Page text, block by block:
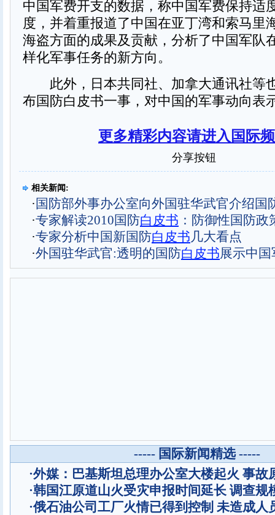
中国军费开支的数据，称中国军费保持适
度，并着重报道了中国在亚丁湾和索马里
海盗方面的成果及贡献，分析了中国军队
样化军事任务的新方向。
此外，日本共同社、加拿大通讯社等
布国防白皮书一事，对中国的军事动向表
更多精彩内容请进入国际
分享按钮
相关新闻:
· 国防部外事办公室向外国驻华武官介绍国
·专家解读2010国防白皮书 ：防御性国防政
·专家分析中国新国防白皮书几大看点
·外国驻华武官:透明的国防白皮书展示中
----- 国际新闻精选 -----
·外媒：巴基斯坦总理办公室大楼起火 事故
·韩国江原道山火受灾申报时间延长 调查规
·俄石油公司工厂火情已得到控制 未造成人